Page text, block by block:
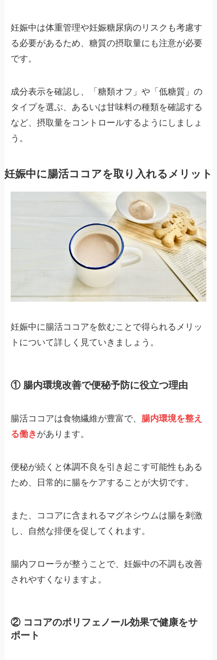
妊娠中は体重管理や妊娠糖尿病のリスクも考慮す
る必要があるため、糖質の摂取量にも注意が必要
です。
成分表示を確認し、「糖類オフ」や「低糖質」の
タイプを選ぶ、あるいは甘味料の種類を確認する
など、摂取量をコントロールするようにしましょ
う。
妊娠中に腸活ココアを取り入れるメリット
妊娠中に腸活ココアを飲むことで得られるメリッ
トについて詳しく見ていきましょう。
① 腸内環境改善で便秘予防に役立つ理由
腸活ココアは食物繊維が豊富で、 腸内環境を整え
る働き があります​。
便秘が続くと体調不良を引き起こす可能性もある
ため、日常的に腸をケアすることが大切です。
また、ココアに含まれるマグネシウムは腸を刺激
し、自然な排便を促してくれます。
腸内フローラが整うことで、妊娠中の不調も改善
されやすくなりますよ。
② ココアのポリフェノール効果で健康をサ
ポート